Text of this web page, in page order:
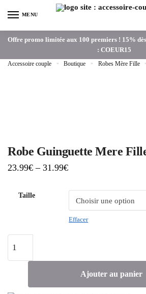
MENU
Offre promo limitée aux 100 premiers ! 15% dès
: COEUR15
Accessoire couple » Boutique » Robes Mère Fille »
Robe Guinguette Mere
23.99€ – 31.99€
Taille
Effacer
Ajouter au panier